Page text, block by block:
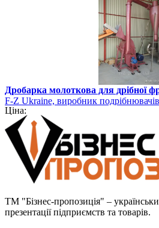
Дробарка молоткова для дрібної
F-Z Ukraine, виробник
виготовлення біопалива
Ціна:
ТМ "Бізнес-пропозиція" –
презентації підприємств та товарів.